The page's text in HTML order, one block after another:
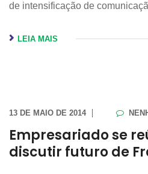
de intensificação de
LEIA MAIS
13 DE MAIO DE 2014
Empresariado se
discutir futuro de